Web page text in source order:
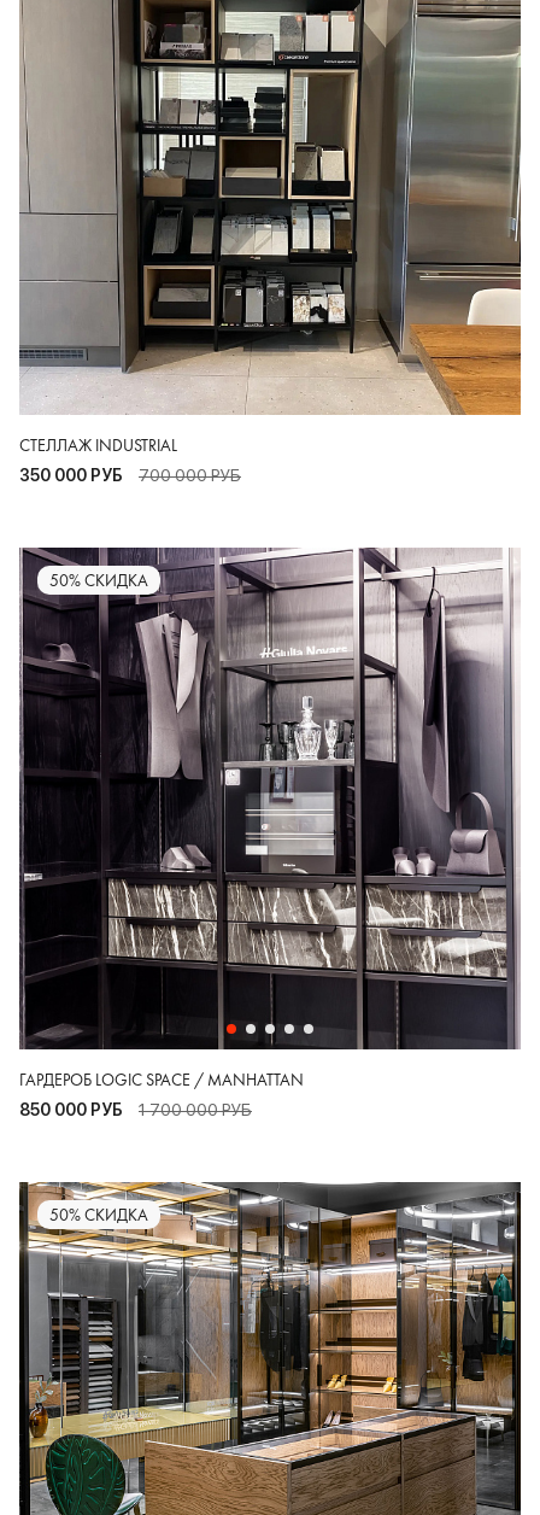
СТЕЛЛАЖ INDUSTRIAL
350 000 РУБ 700 000 РУБ
50% СКИДКА
ГАРДЕРОБ LOGIC SPACE / MANHATTAN
850 000 РУБ 1 700 000 РУБ
50% СКИДКА